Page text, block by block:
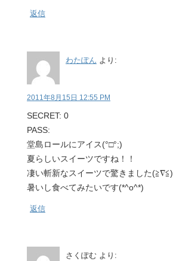
返信
わたぽん より:
2011年8月15日 12:55 PM
SECRET: 0
PASS:
堂島ロールにアイス(°□°;)
夏らしいスイーツですね！！
凄い斬新なスイーツで驚きました(≧∇≦)
暑いし食べてみたいです(*^o^*)
返信
さくぽむ より: